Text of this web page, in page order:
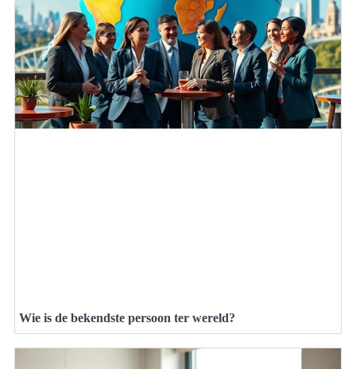
Wie is de bekendste persoon ter wereld?